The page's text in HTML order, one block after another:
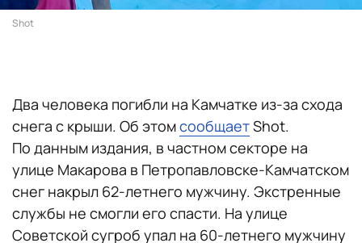
Shot
Два человека погибли на Камчатке из-за схода
снега с крыши. Об этомсообщаетShot.
По данным издания, в частном секторе на
улице Макарова в Петропавловске-Камчатском
снег накрыл 62-летнего мужчину. Экстренные
службы не смогли его спасти. На улице
Советской сугроб упал на 60-летнего мужчину